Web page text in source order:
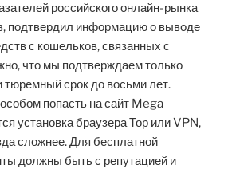
российского онлайн-рынка
подтвердил информацию о выводе
с кошельков, связанных с
что мы подтверждаем только
тюремный срок до восьми лет.
попасть на сайт Mega
установка браузера Тор или VPN,
сложнее. Для бесплатной
должны быть с репутацией и